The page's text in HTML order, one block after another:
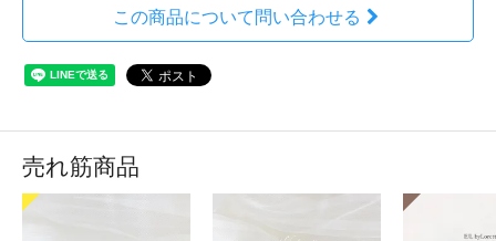
この商品について問い合わせる
売れ筋商品